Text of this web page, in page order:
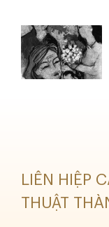
LIÊN HIỆP
THUẬT